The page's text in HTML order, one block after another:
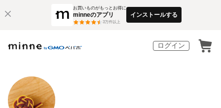
お買いものがもっとお得に
minneのアプリ
3万件以上
インストールする
ログイン